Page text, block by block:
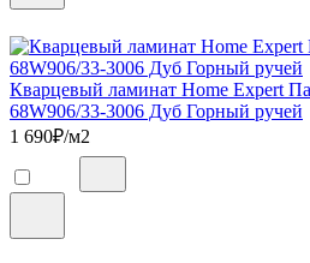
Кварцевый ламинат Home Expert
68W906/33-3006 Дуб Горный ручей
1 690₽/м2